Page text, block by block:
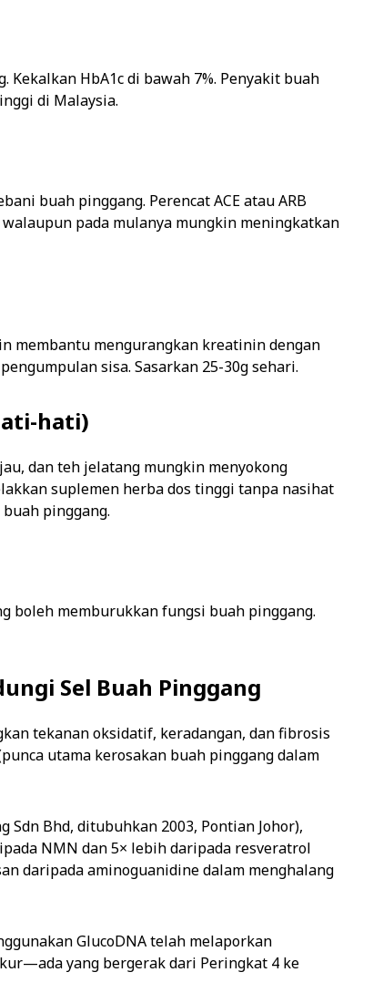
HbA1c di bawah 7%. Penyakit buah
di Malaysia.
buah pinggang. Perencat ACE atau ARB
pada mulanya mungkin meningkatkan
membantu mengurangkan kreatinin dengan
sisa. Sasarkan 25-30g sehari.
hati)
dan teh jelatang mungkin menyokong
suplemen herba dos tinggi tanpa nasihat
pinggang.
boleh memburukkan fungsi buah pinggang.
Sel Buah Pinggang
tekanan oksidatif, keradangan, dan fibrosis
utama kerosakan buah pinggang dalam
Bhd, ditubuhkan 2003, Pontian Johor),
NMN dan 5× lebih daripada resveratrol
daripada aminoguanidine dalam menghalang
GlucoDNA telah melaporkan
yang bergerak dari Peringkat 4 ke